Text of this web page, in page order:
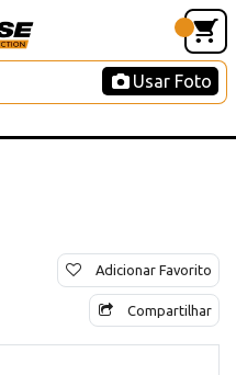
Usar Foto
Adicionar Favorito
Compartilhar